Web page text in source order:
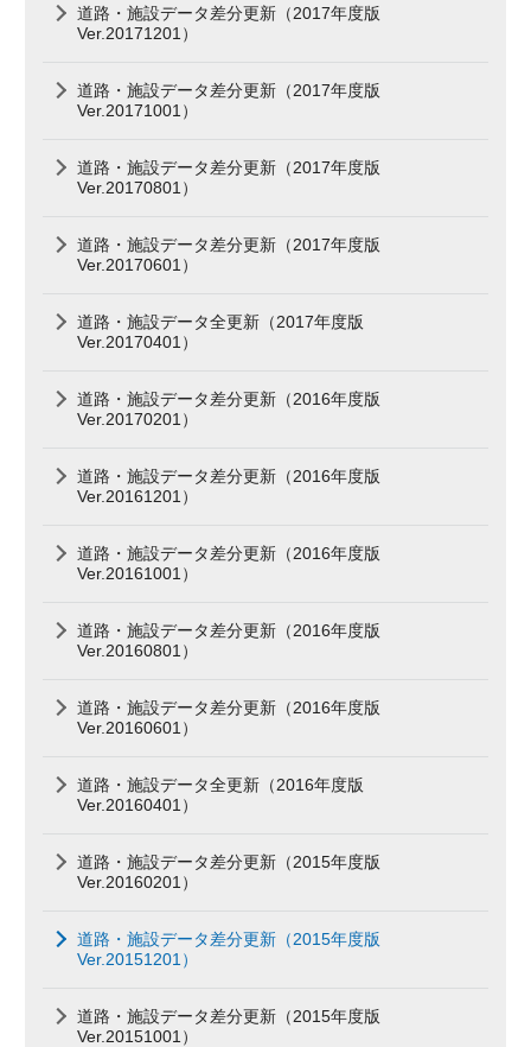
道路・施設データ差分更新（2017年度版
Ver.20171201）
道路・施設データ差分更新（2017年度版
Ver.20171001）
道路・施設データ差分更新（2017年度版
Ver.20170801）
道路・施設データ差分更新（2017年度版
Ver.20170601）
道路・施設データ全更新（2017年度版
Ver.20170401）
道路・施設データ差分更新（2016年度版
Ver.20170201）
道路・施設データ差分更新（2016年度版
Ver.20161201）
道路・施設データ差分更新（2016年度版
Ver.20161001）
道路・施設データ差分更新（2016年度版
Ver.20160801）
道路・施設データ差分更新（2016年度版
Ver.20160601）
道路・施設データ全更新（2016年度版
Ver.20160401）
道路・施設データ差分更新（2015年度版
Ver.20160201）
道路・施設データ差分更新（2015年度版
Ver.20151201）
道路・施設データ差分更新（2015年度版
Ver.20151001）